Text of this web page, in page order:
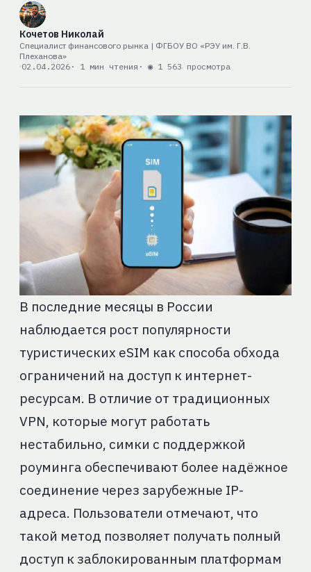
Кочетов Николай
Специалист финансового рынка | ФГБОУ ВО «РЭУ им. Г.В.
Плеханова»
02.04.2026· 1 мин чтения · ◉ 1 563 просмотра
В последние месяцы в России
наблюдается рост популярности
туристических eSIM как способа обхода
ограничений на доступ к интернет-
ресурсам. В отличие от традиционных
VPN, которые могут работать
нестабильно, симки с поддержкой
роуминга обеспечивают более надёжное
соединение через зарубежные IP-
адреса. Пользователи отмечают, что
такой метод позволяет получать полный
доступ к заблокированным платформам